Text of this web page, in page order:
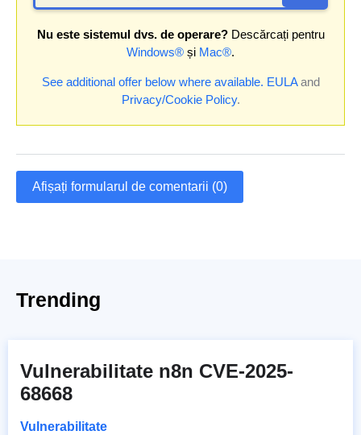
Nu este sistemul dvs. de operare?Descărcați pentru
Windows® și Mac®.
See additional offer below where available. EULAand
Privacy/Cookie Policy.
Afișați formularul de comentarii (0)
Trending
Vulnerabilitate n8n CVE-2025-
68668
Vulnerabilitate